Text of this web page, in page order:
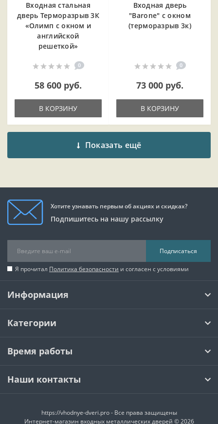
Входная cтальная
дверь Терморазрыв 3К
«Олимп с окном и
английской
решеткой»
0
58 600 руб.
В КОРЗИНУ
Входная дверь
"Barone" с окном
(терморазрыв 3к)
0
73 000 руб.
В КОРЗИНУ
Показать ещё
Хотите узнавать первым об акциях и скидках?
Подпишитесь на нашу рассылку
Подписаться
Я прочитал Политика безопасности и согласен с условиями
Информация
Категории
Время работы
Наши контакты
https://vhodnye-dveri.pro - Все права защищены
Интернет-магазин входных металлических дверей © 2026